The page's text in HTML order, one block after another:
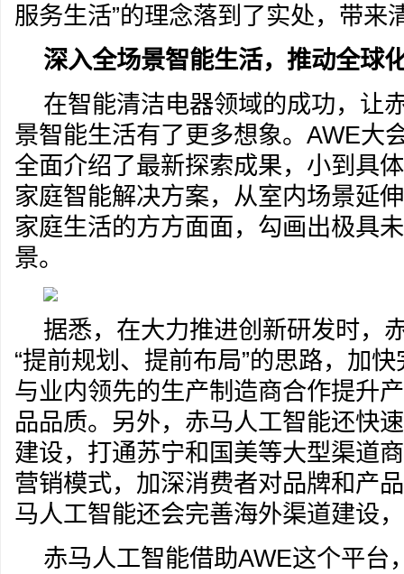
服务生活”的理念落到了实处，带来
深入全场景智能生活，推动全球
在智能清洁电器领域的成功，让
景智能生活有了更多想象。AWE大
全面介绍了最新探索成果，小到具
家庭智能解决方案，从室内场景延
家庭生活的方方面面，勾画出极具
景。
据悉，在大力推进创新研发时，
“提前规划、提前布局”的思路，加
与业内领先的生产制造商合作提升
品品质。另外，赤马人工智能还快
建设，打通苏宁和国美等大型渠道
营销模式，加深消费者对品牌和产
马人工智能还会完善海外渠道建设
赤马人工智能借助AWE这个平台